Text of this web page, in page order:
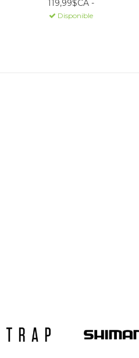
119,99$CA -
Disponible